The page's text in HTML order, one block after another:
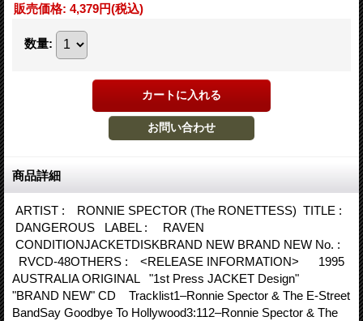
販売価格: 4,379円(税込)
数量:
商品詳細
ARTIST : RONNIE SPECTOR (The RONETTESS) TITLE :
DANGEROUS LABEL : RAVEN
CONDITIONJACKETDISKBRAND NEW BRAND NEW No. :
RVCD-48OTHERS : <RELEASE INFORMATION> 1995
AUSTRALIA ORIGINAL "1st Press JACKET Design"
"BRAND NEW" CD Tracklist1–Ronnie Spector & The E-Street
BandSay Goodbye To Hollywood3:112–Ronnie Spector & The